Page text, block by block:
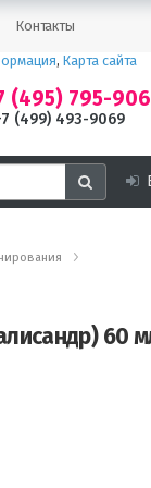
Контакты
, Карта сайта
(495) 795-
(499) 493-9069
60